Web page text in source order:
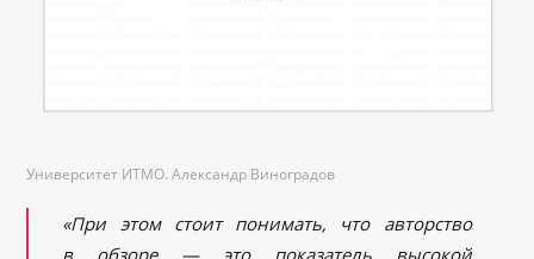
Университет ИТМО. Александр Виноградов
«При этом стоит понимать, что авторство